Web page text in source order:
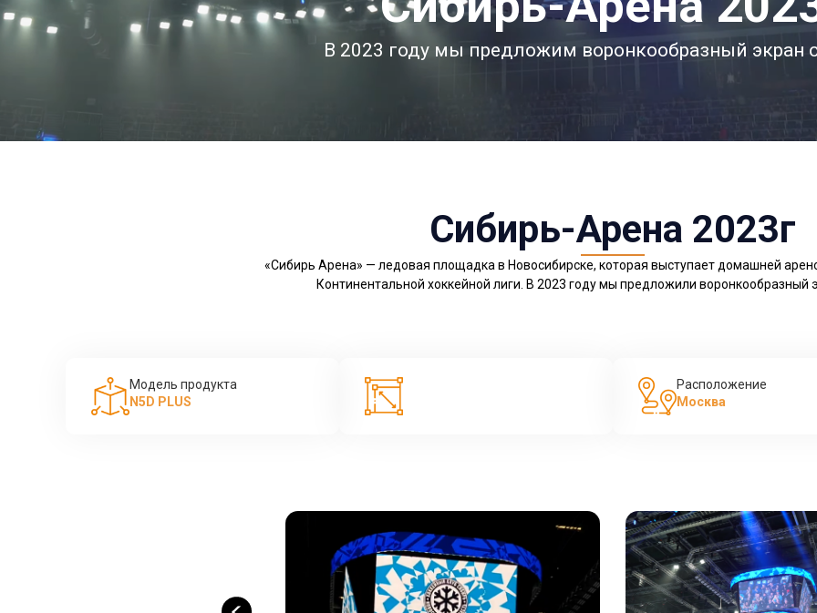
В 2023 году мы предложим воронкообразный экран
Сибирь-Арена 2023г
«Сибирь Арена» — ледовая площадка в Новосибирске, которая выступает домашней
Континентальной хоккейной лиги. В 2023 году мы предложили воронкообразный
Модель продукта
N5D PLUS
Расположение
Москва